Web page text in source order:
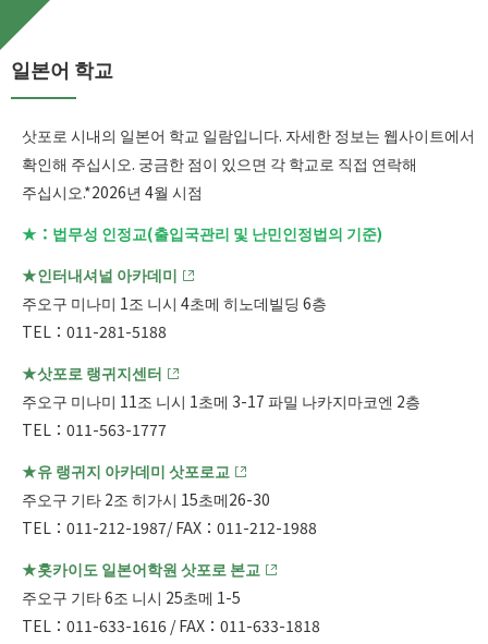
일본어 학교
삿포로 시내의 일본어 학교 일람입니다. 자세한 정보는 웹사이트에서
확인해 주십시오. 궁금한 점이 있으면 각 학교로 직접 연락해
주십시오.*2026년 4월 시점
★：법무성 인정교(출입국관리 및 난민인정법의 기준)
★인터내셔널 아카데미
주오구 미나미 1조 니시 4초메 히노데빌딩 6층
TEL：011-281-5188
★삿포로 랭귀지센터
주오구 미나미 11조 니시 1초메 3-17 파밀 나카지마코엔 2층
TEL：011-563-1777
★유 랭귀지 아카데미 삿포로교
주오구 기타 2조 히가시 15초메26-30
TEL：011-212-1987/ FAX：011-212-1988
★홋카이도 일본어학원 삿포로 본교
주오구 기타 6조 니시 25초메 1-5
TEL：011-633-1616 / FAX：011-633-1818